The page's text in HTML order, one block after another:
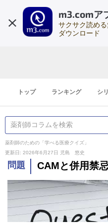
m3.comア
サクサク読め
ダウンロード
トップ ランキング シ
薬剤師のための「学べる医療クイズ」
更新日: 2026年6月27日
児島 悠史
問題 CAMと併用禁